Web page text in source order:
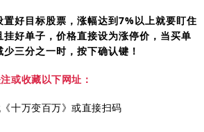
好目标股票，涨幅达到7%以上就要盯住
挂好单子，价格直接设为涨停价，当买单
三分之一时，按下确认键！
或收藏以下网址：
十万变百万》或直接扫码